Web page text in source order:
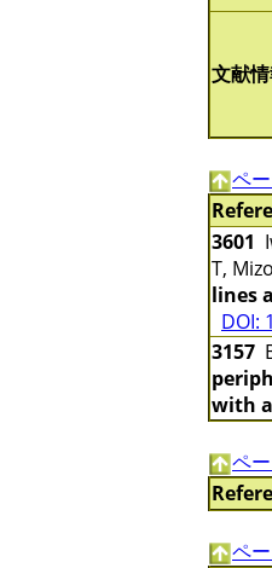
文献
ペ
3601
T,
lines
DOI:
3157
with
ペ
ペ